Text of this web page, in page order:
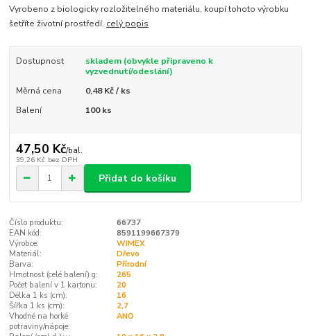
Vyrobeno z biologicky rozložitelného materiálu, koupí tohoto výrobku
šetříte životní prostředí. celý popis
Dostupnost
skladem (obvykle připraveno k
vyzvednutí/odeslání)
Měrná cena
0,48 Kč / ks
Balení
100 ks
47,50 Kč/bal.
39,26 Kč bez DPH
Přidat do košíku
Číslo produktu:
66737
EAN kód:
8591199667379
Výrobce:
WIMEX
Materiál:
Dřevo
Barva:
Přírodní
Hmotnost (celé balení) g:
265
Počet balení v 1 kartonu:
20
Délka 1 ks (cm):
16
Šířka 1 ks (cm):
2,7
Vhodné na horké
potraviny/nápoje:
ANO